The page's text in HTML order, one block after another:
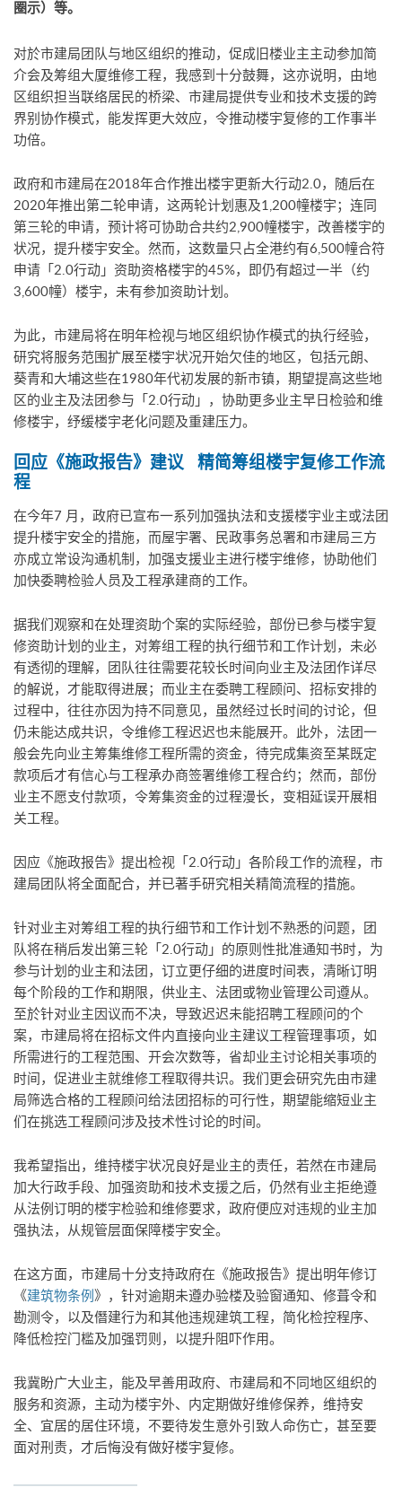
圈示）等。
对於市建局团队与地区组织的推动，促成旧楼业主主动参加简
介会及筹组大厦维修工程，我感到十分鼓舞，这亦说明，由地
区组织担当联络居民的桥梁、市建局提供专业和技术支援的跨
界别协作模式，能发挥更大效应，令推动楼宇复修的工作事半
功倍。
政府和市建局在2018年合作推出楼宇更新大行动2.0，随后在
2020年推出第二轮申请，这两轮计划惠及1,200幢楼宇；连同
第三轮的申请，预计将可协助合共约2,900幢楼宇，改善楼宇的
状况，提升楼宇安全。然而，这数量只占全港约有6,500幢合符
申请「2.0行动」资助资格楼宇的45%，即仍有超过一半（约
3,600幢）楼宇，未有参加资助计划。
为此，市建局将在明年检视与地区组织协作模式的执行经验，
研究将服务范围扩展至楼宇状况开始欠佳的地区，包括元朗、
葵青和大埔这些在1980年代初发展的新市镇，期望提高这些地
区的业主及法团参与「2.0行动」，协助更多业主早日检验和维
修楼宇，纾缓楼宇老化问题及重建压力。
回应《施政报告》建议
精简筹组楼宇复修工作流
程
在今年7 月，政府已宣布一系列加强执法和支援楼宇业主或法团
提升楼宇安全的措施，而屋宇署、民政事务总署和市建局三方
亦成立常设沟通机制，加强支援业主进行楼宇维修，协助他们
加快委聘检验人员及工程承建商的工作。
据我们观察和在处理资助个案的实际经验，部份已参与楼宇复
修资助计划的业主，对筹组工程的执行细节和工作计划，未必
有透彻的理解，团队往往需要花较长时间向业主及法团作详尽
的解说，才能取得进展；而业主在委聘工程顾问、招标安排的
过程中，往往亦因为持不同意见，虽然经过长时间的讨论，但
仍未能达成共识，令维修工程迟迟也未能展开。此外，法团一
般会先向业主筹集维修工程所需的资金，待完成集资至某既定
款项后才有信心与工程承办商签署维修工程合约；然而，部份
业主不愿支付款项，令筹集资金的过程漫长，变相延误开展相
关工程。
因应《施政报告》提出检视「2.0行动」各阶段工作的流程，市
建局团队将全面配合，并已著手研究相关精简流程的措施。
针对业主对筹组工程的执行细节和工作计划不熟悉的问题，团
队将在稍后发出第三轮「2.0行动」的原则性批准通知书时，为
参与计划的业主和法团，订立更仔细的进度时间表，清晰订明
每个阶段的工作和期限，供业主、法团或物业管理公司遵从。
至於针对业主因议而不决，导致迟迟未能招聘工程顾问的个
案，市建局将在招标文件内直接向业主建议工程管理事项，如
所需进行的工程范围、开会次数等，省却业主讨论相关事项的
时间，促进业主就维修工程取得共识。我们更会研究先由市建
局筛选合格的工程顾问给法团招标的可行性，期望能缩短业主
们在挑选工程顾问涉及技术性讨论的时间。
我希望指出，维持楼宇状况良好是业主的责任，若然在市建局
加大行政手段、加强资助和技术支援之后，仍然有业主拒绝遵
从法例订明的楼宇检验和维修要求，政府便应对违规的业主加
强执法，从规管层面保障楼宇安全。
在这方面，市建局十分支持政府在《施政报告》提出明年修订
《建筑物条例》，针对逾期未遵办验楼及验窗通知、修葺令和
勘测令，以及僭建行为和其他违规建筑工程，简化检控程序、
降低检控门槛及加强罚则，以提升阻吓作用。
我冀盼广大业主，能及早善用政府、市建局和不同地区组织的
服务和资源，主动为楼宇外、内定期做好维修保养，维持安
全、宜居的居住环境，不要待发生意外引致人命伤亡，甚至要
面对刑责，才后悔没有做好楼宇复修。